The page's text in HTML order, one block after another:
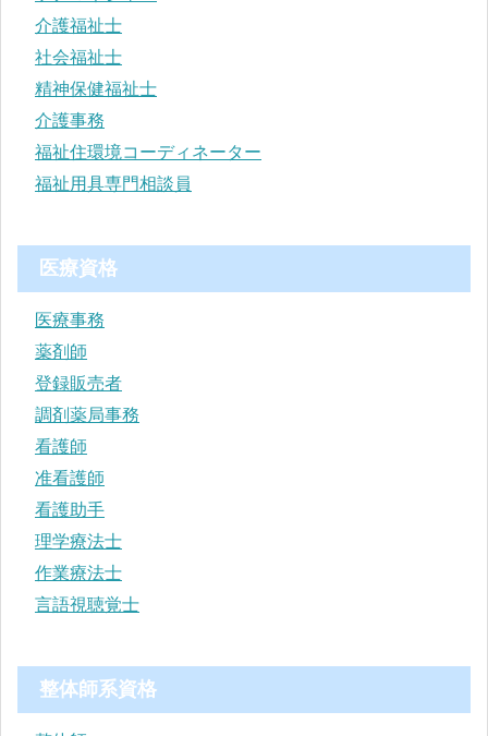
介護福祉士
社会福祉士
精神保健福祉士
介護事務
福祉住環境コーディネーター
福祉用具専門相談員
医療資格
医療事務
薬剤師
登録販売者
調剤薬局事務
看護師
准看護師
看護助手
理学療法士
作業療法士
言語視聴覚士
整体師系資格